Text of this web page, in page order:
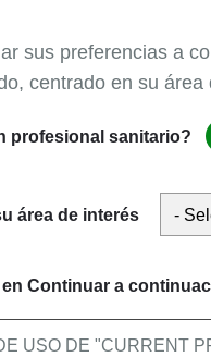
Los IOM
de CMS
sus preferencias a
centrado en su área
profesional sanitario?
área de interés
Continuar a
USO DE "CURRENT